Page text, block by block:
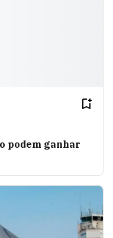
podem ganhar